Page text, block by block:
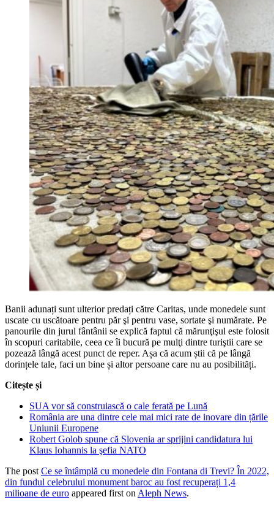
Banii adunați sunt ulterior predați către Caritas, unde monedele sunt
uscate cu uscătoare pentru păr şi pentru vase, sortate şi numărate. Pe
panourile din jurul fântânii se explică faptul că mărunţişul este folosit
în scopuri caritabile, ceea ce îi bucură pe mulţi dintre turiştii care se
pozează lângă acest punct de reper. Așa că acum știi că pe lângă
dorințele tale, faci un bine și altor persoane care nu au posibilități.
Citește și
SUA vor să construiască o cale ferată pe Lună
România are una dintre cele mai mici rate de inovare din țările
Uniunii Europene
Robert Golob spune că Slovenia ar sprijini candidatura lui
Klaus Iohannis la şefia NATO
The post Ce se întâmplă cu monedele din Fontana di Trevi? În 2022,
din fundul celebrului monument baroc au fost recuperați 1,4
milioane de euro appeared first on Aleph News.